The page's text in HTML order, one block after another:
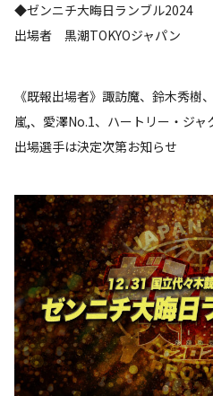
◆ゼンニチ大晦日ランブル2024
出場者 黒潮TOKYOジャパン
《既報出場者》諏訪魔、鈴木秀樹
嵐,、愛澤No.1、ハートリー・ジ
出場選手は決定次第お知らせ